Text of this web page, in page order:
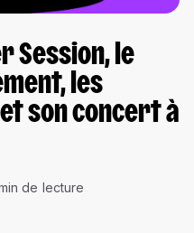
Session, le
les
et son concert à
de lecture